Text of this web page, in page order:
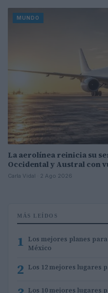
MUNDO
La aerolínea reinicia su
Occidental y Austral con
Carla Vidal · 2 Ago 2026
MÁS LEÍDOS
1 Los mejores planes
México
2 Los 12 mejores lugares
Los 10 mejores lugares